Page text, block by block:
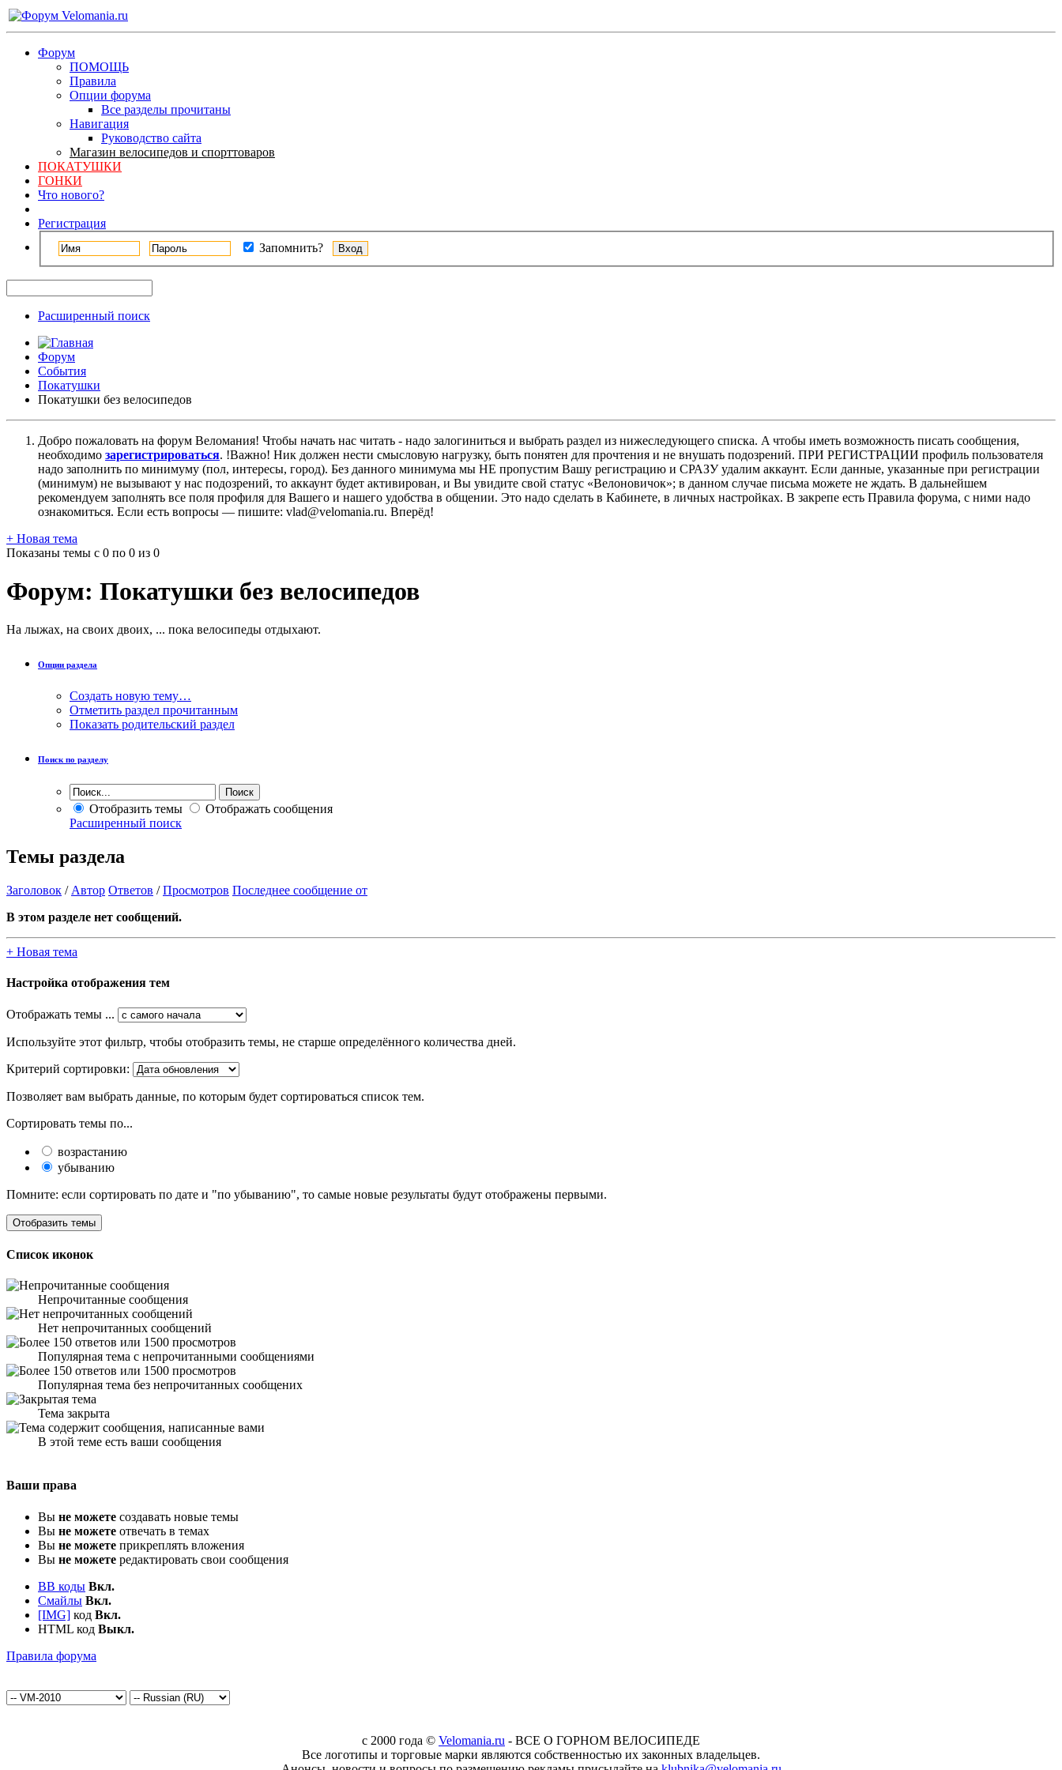
Форум
ПОМОЩЬ
Правила
Опции форума
Все разделы прочитаны
Навигация
Руководство сайта
Магазин велосипедов и спорттоваров
ПОКАТУШКИ
ГОНКИ
Что нового?
Регистрация
Запомнить?
Расширенный поиск
Форум
События
Покатушки
Покатушки без велосипедов
Добро пожаловать на форум Веломания! Чтобы начать нас читать - надо залогиниться и выбрать раздел из нижеследующего списка. A чтобы иметь возможность писать сообщения,
необходимо зарегистрироваться. !Важно! Ник должен нести смысловую нагрузку, быть понятен для прочтения и не внушать подозрений. ПРИ РЕГИСТРАЦИИ профиль пользователя
надо заполнить по минимуму (пол, интересы, город). Без данного минимума мы НЕ пропустим Вашу регистрацию и СРАЗУ удалим аккаунт. Если данные, указанные при регистрации
(минимум) не вызывают у нас подозрений, то аккаунт будет активирован, и Вы увидите свой статус «Велоновичок»; в данном случае письма можете не ждать. В дальнейшем
рекомендуем заполнять все поля профиля для Вашего и нашего удобства в общении. Это надо сделать в Кабинете, в личных настройках. В закрепе есть Правила форума, с ними надо
ознакомиться. Если есть вопросы — пишите: vlad@velomania.ru. Вперёд!
+ Новая тема
Показаны темы с 0 по 0 из 0
Форум: Покатушки без велосипедов
На лыжах, на своих двоих, ... пока велосипеды отдыхают.
Опции раздела
Создать новую тему…
Отметить раздел прочитанным
Показать родительский раздел
Поиск по разделу
Отобразить темы
Отображать сообщения
Расширенный поиск
Темы раздела
Заголовок / Автор Ответов /Просмотров Последнее сообщение от
В этом разделе нет сообщений.
+ Новая тема
Настройка отображения тем
Отображать темы ...
Используйте этот фильтр, чтобы отобразить темы, не старше определённого количества дней.
Критерий сортировки:
Позволяет вам выбрать данные, по которым будет сортироваться список тем.
Сортировать темы по...
возрастанию
убыванию
Помните: если сортировать по дате и "по убыванию", то самые новые результаты будут отображены первыми.
Список иконок
Непрочитанные сообщения
Нет непрочитанных сообщений
Популярная тема с непрочитанными сообщениями
Популярная тема без непрочитанных сообщених
Тема закрыта
В этой теме есть ваши сообщения
Ваши права
Вы не можете создавать новые темы
Вы не можете отвечать в темах
Вы не можете прикреплять вложения
Вы не можете редактировать свои сообщения
BB коды Вкл.
Смайлы Вкл.
[IMG] код Вкл.
HTML код Выкл.
Правила форума
c 2000 года © Velomania.ru - ВСЕ О ГОРНОМ ВЕЛОСИПЕДЕ
Все логотипы и торговые марки являются собственностью их законных владельцев.